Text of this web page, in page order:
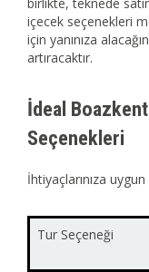
içecek seçenekleri
için yanınıza
artıracaktır.
İdeal
Seçenekleri
İhtiyaçlarınıza
Tur Seçeneği